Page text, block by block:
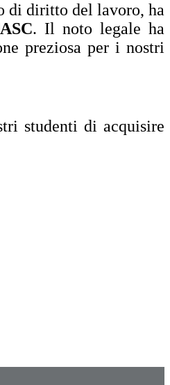
di diritto del lavoro, ha
. Il noto legale ha
preziosa per i nostri
studenti di acquisire